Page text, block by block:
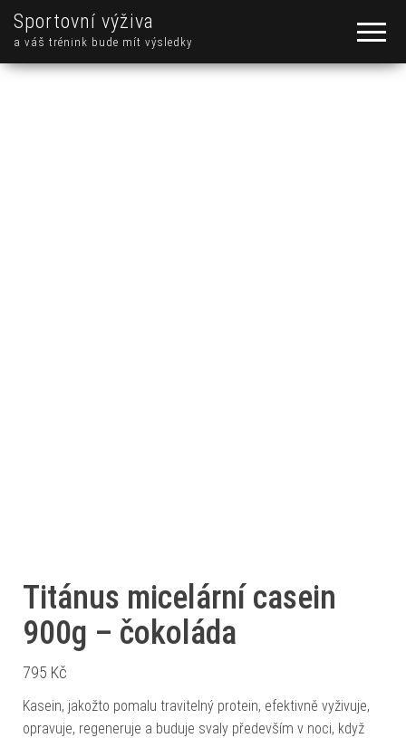
Sportovní výživa
a váš trénink bude mít výsledky
Titánus micelární casein
900g – čokoláda
795 Kč
Kasein, jakožto pomalu travitelný protein, efektivně vyživuje,
opravuje, regeneruje a buduje svaly především v noci, když